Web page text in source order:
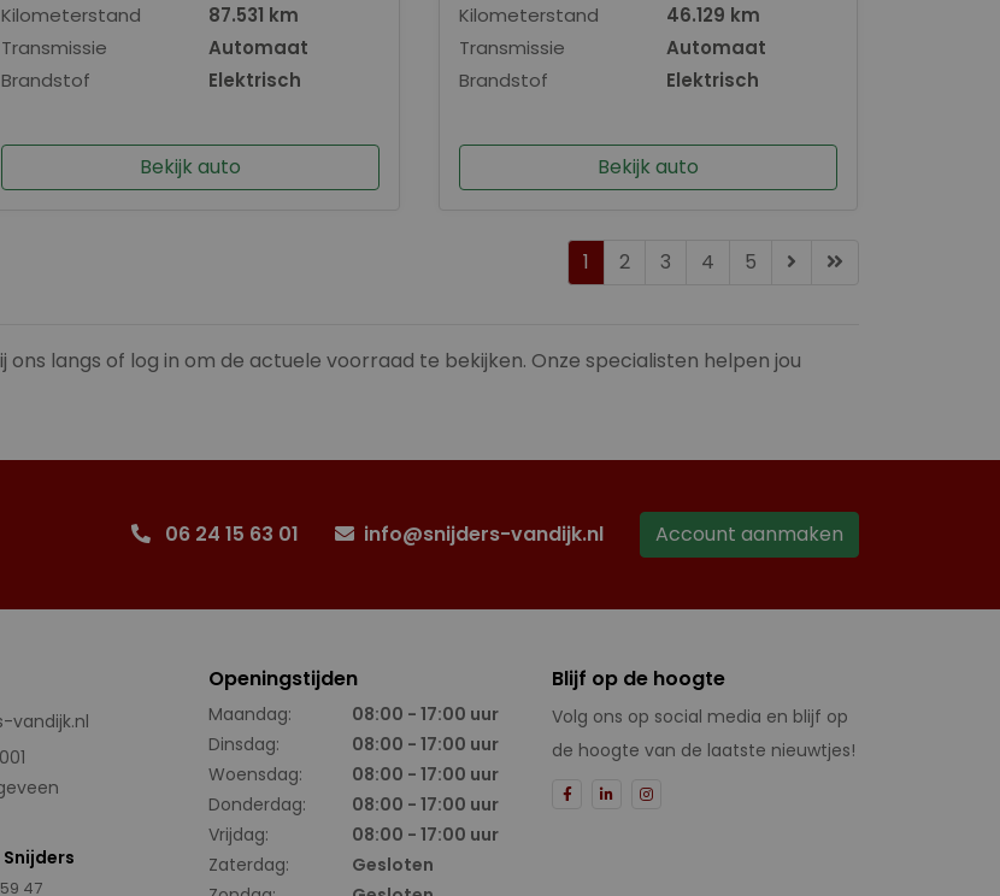
Kilometerstand
87.531 km
Transmissie
Automaat
Brandstof
Elektrisch
Bekijk auto
Kilometerstand
46.129 km
Transmissie
Automaat
Brandstof
Elektrisch
Bekijk auto
1 2 3 4 5
ons langs of log in om de actuele voorraad te bekijken. Onze specialisten helpen jou
06 24 15 63 01 info@snijders-vandijk.nl Account aanmaken
vandijk.nl
47
Openingstijden
Maandag:
08:00 - 17:00 uur
Dinsdag:
08:00 - 17:00 uur
Woensdag:
08:00 - 17:00 uur
Donderdag:
08:00 - 17:00 uur
Vrijdag:
08:00 - 17:00 uur
Zaterdag:
Gesloten
Blijf op de hoogte
Volg ons op social media en blijf op
de hoogte van de laatste nieuwtjes!